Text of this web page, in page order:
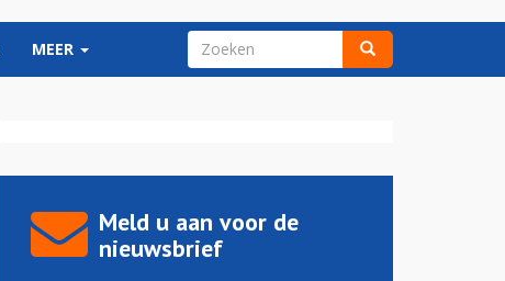
MEER ZOEKVELD
Meld u aan voor de
nieuwsbrief